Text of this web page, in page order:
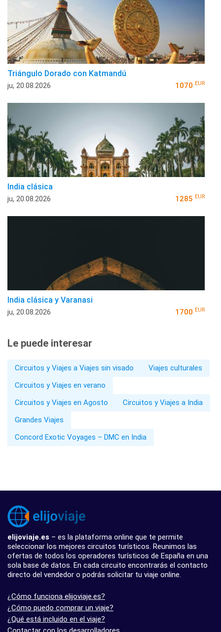
Triángulo Dorado con Katmandú
ju, 20.08.2026 1070 EUR
India clásica
ju, 20.08.2026 1285 EUR
India clásica y Varanasi
ju, 20.08.2026 1700 EUR
Le puede interesar
Circuitos y Viajes a Viajes sin visado
Viajes culturales
Circuitos y Viajes en verano
Circuitos y Viajes en Agosto
Circuitos y Viajes a India
Grandes Viajes
Concord Exotic Voyages – DMC en India
elijoviaje.es – es la plataforma online que te permite
seleccionar los mejores circuitos turísticos. Reunimos las
ofertas de todos los operadores turísticos de España en una
sola base de datos. En cada circuito encontrarás el contacto
directo del vendedor o podrás solicitar tu viaje online.
¿Cómo funciona elijoviaje.es?
¿Cómo puedo comprar un viaje?
¿Qué está incluido en el viaje?